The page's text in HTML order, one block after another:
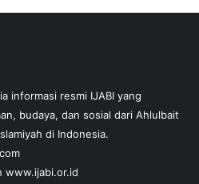
informasi resmi IJABI yang
budaya, dan sosial dari Ahlulbait
di Indonesia.
www.ijabi.or.id